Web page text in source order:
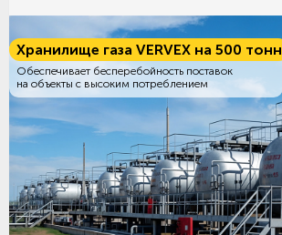
Хранилище газа VERVEX на 500 тонн
Обеспечивает бесперебойность поставок
на объекты с высоким потреблением